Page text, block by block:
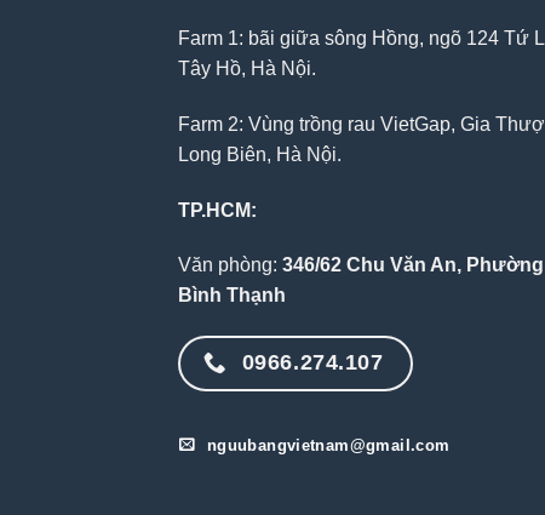
Farm 1: bãi giữa sông Hồng, ngõ 124 Tứ
Tây Hồ, Hà Nội.
Farm 2: Vùng trồng rau VietGap, Gia
Long Biên, Hà Nội.
TP.HCM:
Văn phòng: 346/62 Chu Văn An,
Bình Thạnh
0966.274.107
nguubangvietnam@gmail.com